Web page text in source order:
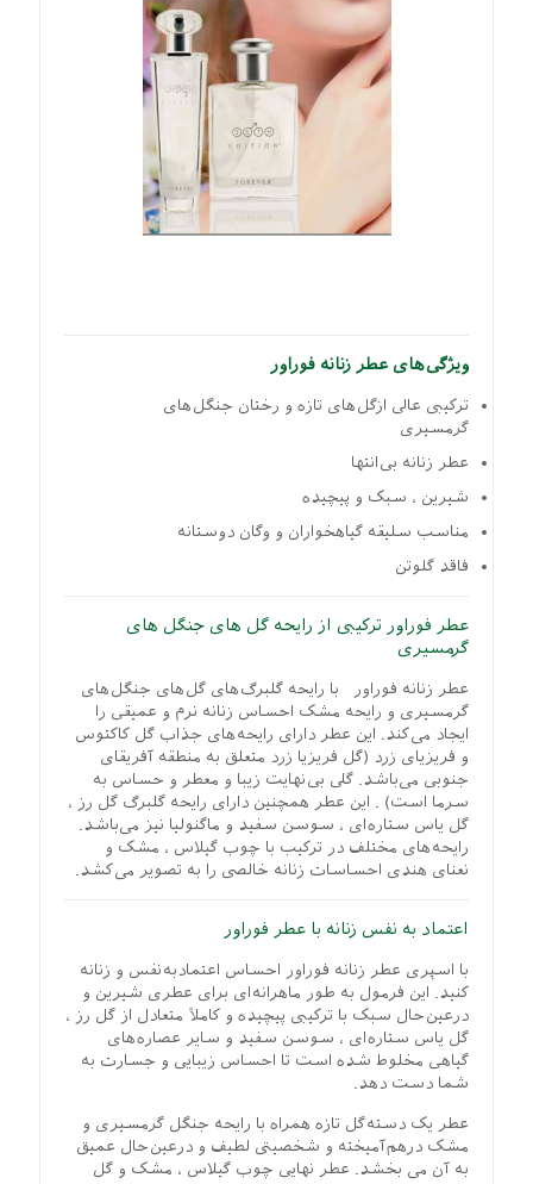
ویژگی‌های عطر زنانه فوراور
ترکیبی عالی ازگل‌های تازه و رختان جنگل‌های
گرمسیری
عطر زنانه بی‌انتها
شیرین ، سبک و پیچیده
مناسب سلیقه گیاهخواران و وگان دوستانه
فاقد گلوتن
عطر فوراور ترکیبی از رایحه گل های جنگل های
گرمسیری
عطر زنانه فوراور با رایحه گلبرگ‌های گل‌های جنگل‌های
گرمسیری و رایحه مشک احساس زنانه نرم و عمیقی را
ایجاد می‌کند. این عطر دارای رایحه‌های جذاب گل کاکتوس
و فریزیای زرد (گل فریزیا زرد متعلق به منطقه آفریقای
جنوبی می‌باشد. گلی بی‌نهایت زیبا و معطر و حساس به
سرما است) . این عطر همچنین دارای رایحه گلبرگ گل رز ،
گل یاس ستاره‌ای ، سوسن سفید و ماگنولیا نیز می‌باشد.
رایحه‌های مختلف در ترکیب با چوب گیلاس ، مشک و
نعنای هندی احساسات زنانه خالصی را به تصویر می‌کشد.
اعتماد به نفس زنانه با عطر فوراور
با اسپری عطر زنانه فوراور احساس اعتمادبه‌نفس و زنانه
کنید. این فرمول به طور ماهرانه‌ای برای عطری شیرین و
درعین‌حال سبک با ترکیبی پیچیده و کاملاً متعادل از گل رز ،
گل یاس ستاره‌ای ، سوسن سفید و سایر عصاره‌های
گیاهی مخلوط شده است تا احساس زیبایی و جسارت به
شما دست دهد.
عطر یک دسته‌گل تازه همراه با رایحه جنگل گرمسیری و
مشک درهم‌آمیخته و شخصیتی لطیف و درعین‌حال عمیق
به آن می بخشد. عطر نهایی چوب گیلاس ، مشک و گل